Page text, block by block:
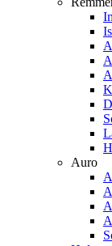
Auro